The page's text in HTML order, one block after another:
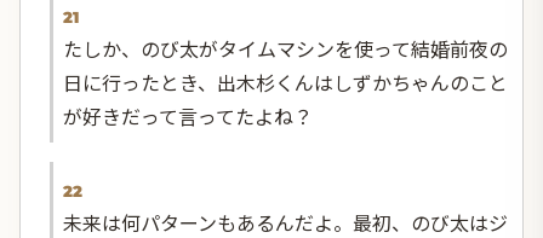
21
たしか、のび太がタイムマシンを使って結婚前夜の
日に行ったとき、出木杉くんはしずかちゃんのこと
が好きだって言ってたよね？
22
未来は何パターンもあるんだよ。最初、のび太はジ